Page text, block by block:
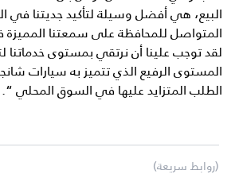
البيع، هي أفضل وسيلة لتأكيد جديتنا في
المتواصل للمحافظة على سمعتنا المميزة
لقد توجب علينا أن نرتقي بمستوى
المستوى الرفيع الذي تتميز به سيارات
الطلب المتزايد عليها في السوق المحلي “.
(روابط سريعة)